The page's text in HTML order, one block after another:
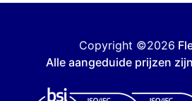
Copyright ©2026
Alle aangeduide prijzen